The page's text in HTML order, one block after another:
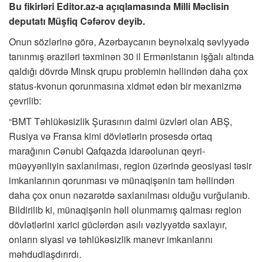
Bu fikirləri Editor.az-a açıqlamasında Milli Məclisin
deputatı Müşfiq Cəfərov deyib.
Onun sözlərinə görə, Azərbaycanın beynəlxalq səviyyədə
tanınmış əraziləri təxminən 30 il Ermənistanın işğalı altında
qaldığı dövrdə Minsk qrupu problemin həllindən daha çox
status-kvonun qorunmasına xidmət edən bir mexanizmə
çevrilib:
“BMT Təhlükəsizlik Şurasının daimi üzvləri olan ABŞ,
Rusiya və Fransa kimi dövlətlərin prosesdə ortaq
marağının Cənubi Qafqazda idarəolunan qeyri-
müəyyənliyin saxlanılması, region üzərində geosiyasi təsir
imkanlarının qorunması və münaqişənin tam həllindən
daha çox onun nəzarətdə saxlanılması olduğu vurğulanıb.
Bildirilib ki, münaqişənin həll olunmamış qalması region
dövlətlərini xarici güclərdən asılı vəziyyətdə saxlayır,
onların siyasi və təhlükəsizlik manevr imkanlarını
məhdudlaşdırırdı.